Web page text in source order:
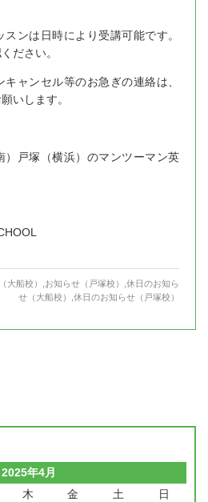
ンは日時により受講可能です。
ださい。
ャンセル等のお急ぎの連絡は、
いします。
）戸塚（横浜）のマンツーマン英
大船校） お知らせ（戸塚校）
休日のお知ら
せ（大船校）
休日のお知らせ（戸塚校）
2025年4月
木 金 土 日